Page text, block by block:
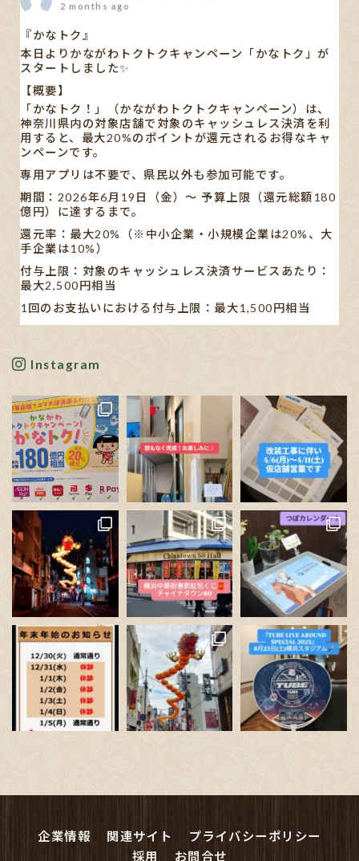
2 months ago
『かなトク』
本日よりかながわトクトクキャンペーン「かなトク」が
スタートしました✨
【概要】
「かなトク！」（かながわトクトクキャンペーン）は、
神奈川県内の対象店舗で対象のキャッシュレス決済を利
用すると、最大20%のポイントが還元されるお得なキャ
ンペーンです。
専用アプリは不要で、県民以外も参加可能です。
期間：2026年6月19日（金）〜 予算上限（還元総額180
億円）に達するまで。
還元率：最大20%（※中小企業・小規模企業は20%、大
手企業は10%）
付与上限：対象のキャッシュレス決済サービスあたり：
最大2,500円相当
1回のお支払いにおける付与上限：最大1,500円相当
※利用する店舗によって対応している決済手段が異なり
✋🏻発表された書類や新聞の記事も見ましたが…、正直分
かりにくいです。
ポイン...See More
Photo
View on Facebook Share
Instagram
企業情報 関連サイト
プライバシーポリシー
採用
お問合せ